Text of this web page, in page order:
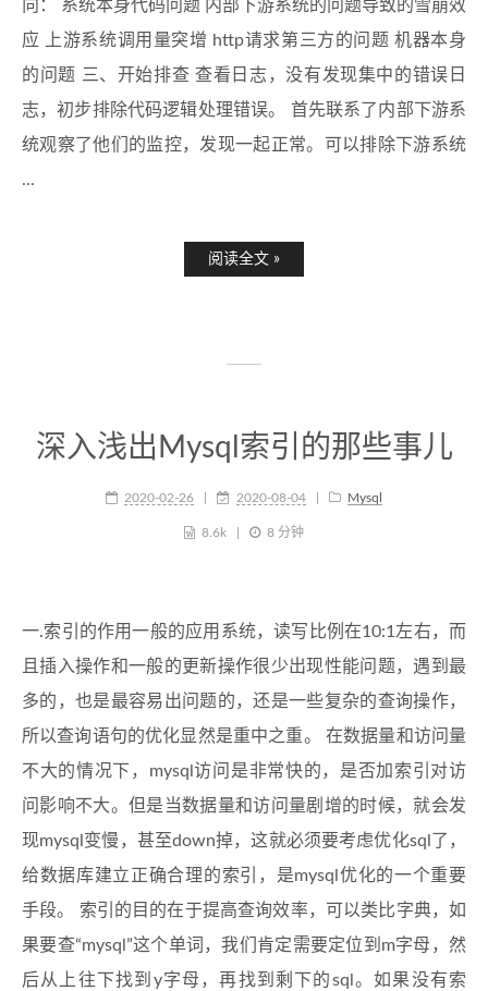
向： 系统本身代码问题 内部下游系统的问题导致的雪崩效
应 上游系统调用量突增 http请求第三方的问题 机器本身
的问题 三、开始排查 查看日志，没有发现集中的错误日
志，初步排除代码逻辑处理错误。 首先联系了内部下游系
统观察了他们的监控，发现一起正常。可以排除下游系统
...
阅读全文 »
深入浅出Mysql索引的那些事儿
2020-02-26 2020-08-04 Mysql
8.6k 8 分钟
一.索引的作用一般的应用系统，读写比例在10:1左右，而
且插入操作和一般的更新操作很少出现性能问题，遇到最
多的，也是最容易出问题的，还是一些复杂的查询操作，
所以查询语句的优化显然是重中之重。 在数据量和访问量
不大的情况下，mysql访问是非常快的，是否加索引对访
问影响不大。但是当数据量和访问量剧增的时候，就会发
现mysql变慢，甚至down掉，这就必须要考虑优化sql了，
给数据库建立正确合理的索引，是mysql优化的一个重要
手段。 索引的目的在于提高查询效率，可以类比字典，如
果要查“mysql”这个单词，我们肯定需要定位到m字母，然
后从上往下找到y字母，再找到剩下的sql。如果没有索